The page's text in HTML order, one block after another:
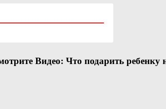
Видео: Что подарить ребенку